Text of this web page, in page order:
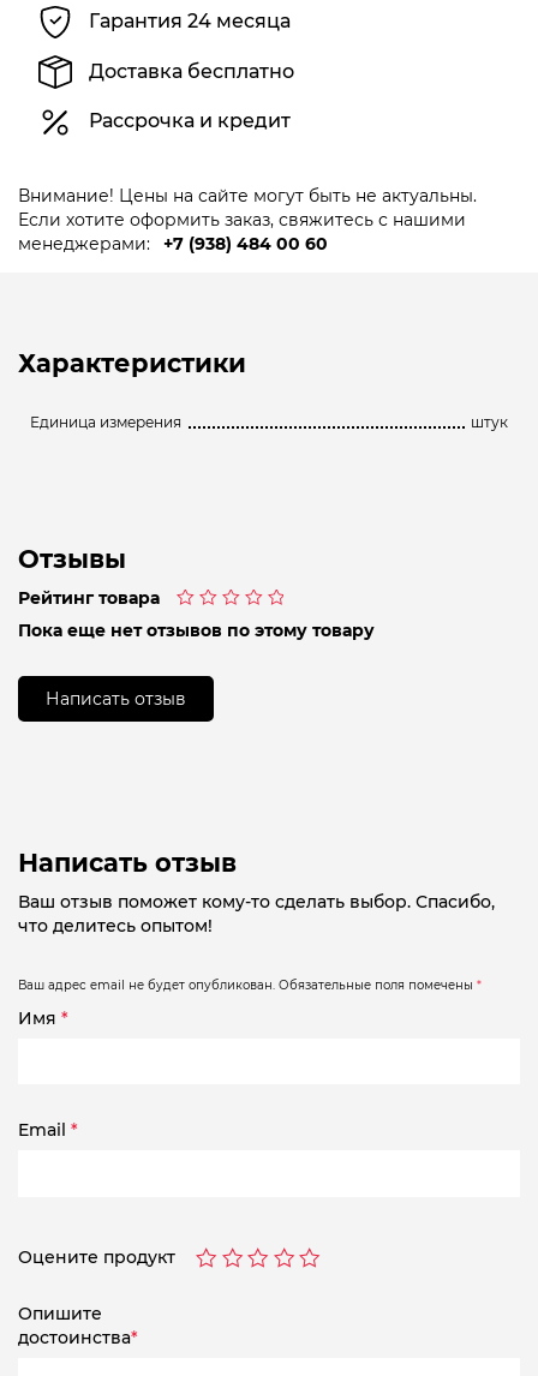
Гарантия 24 месяца
Доставка бесплатно
Рассрочка и кредит
Внимание! Цены на сайте могут быть не актуальны.
Если хотите оформить заказ, свяжитесь с нашими
менеджерами:
+7 (938) 484 00 60
Характеристики
Единица измерения штук
Отзывы
Рейтинг товара
0
Пока еще нет отзывов по этому товару
Написать отзыв
Написать отзыв
Ваш отзыв поможет кому-то сделать выбор. Спасибо,
что делитесь опытом!
Ваш адрес email не будет опубликован. Обязательные поля помечены *
Имя *
Email *
Оцените продукт
Опишите
достоинства*